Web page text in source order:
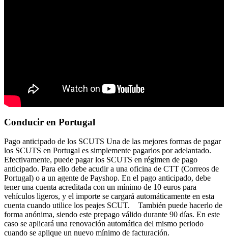
Conducir en Portugal
Pago anticipado de los SCUTS Una de las mejores formas de pagar
los SCUTS en Portugal es simplemente pagarlos por adelantado.
Efectivamente, puede pagar los SCUTS en régimen de pago
anticipado. Para ello debe acudir a una oficina de CTT (Correos de
Portugal) o a un agente de Payshop. En el pago anticipado, debe
tener una cuenta acreditada con un mínimo de 10 euros para
vehículos ligeros, y el importe se cargará automáticamente en esta
cuenta cuando utilice los peajes SCUT. También puede hacerlo de
forma anónima, siendo este prepago válido durante 90 días. En este
caso se aplicará una renovación automática del mismo periodo
cuando se aplique un nuevo mínimo de facturación.